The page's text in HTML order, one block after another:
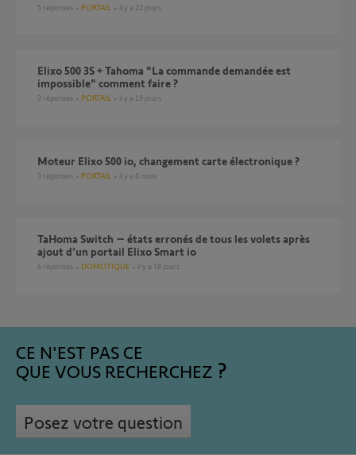
5 réponses PORTAIL il y a 22 jours
Elixo 500 3S + Tahoma "La commande demandée est
impossible" comment faire ?
3 réponses PORTAIL il y a 19 jours
Moteur Elixo 500 io, changement carte électronique ?
3 réponses PORTAIL il y a 6 mois
TaHoma Switch – états erronés de tous les volets après
ajout d’un portail Elixo Smart io
4 réponses DOMOTIQUE il y a 18 jours
CE N'EST PAS CE
QUE VOUS RECHERCHEZ
Posez votre question